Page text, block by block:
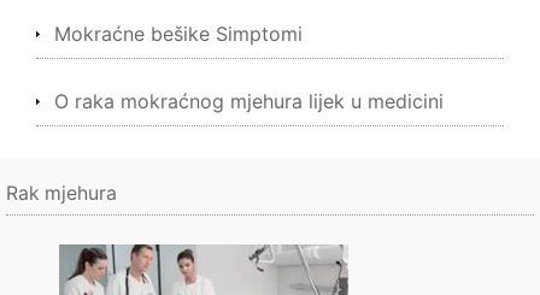
Mokraćne bešike Simptomi
O raka mokraćnog mjehura lijek u medicini
Rak mjehura